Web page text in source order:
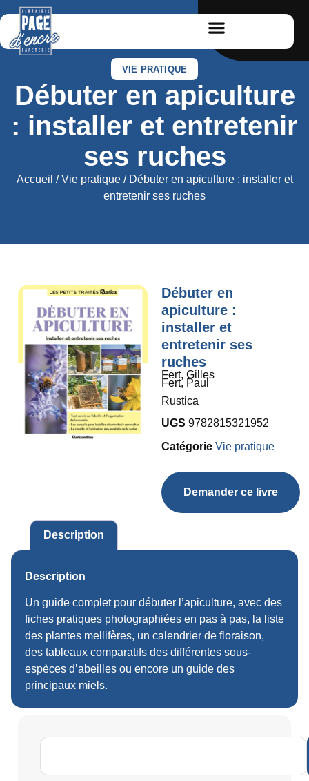
VIE PRATIQUE
Débuter en apiculture
: installer et entretenir
ses ruches
Accueil /Vie pratique/ Débuter en apiculture : installer et
entretenir ses ruches
Débuter en
apiculture :
installer et
entretenir ses
ruches
Fert, Gilles
Fert, Paul
Rustica
UGS 9782815321952
Catégorie Vie pratique
Demander ce livre
Description
Description
Un guide complet pour débuter l’apiculture, avec des
fiches pratiques photographiées en pas à pas, la liste
des plantes mellifères, un calendrier de floraison,
des tableaux comparatifs des différentes sous-
espèces d’abeilles ou encore un guide des
principaux miels.